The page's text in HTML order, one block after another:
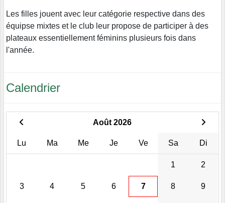
Les filles jouent avec leur catégorie respective dans des
équipse mixtes et le club leur propose de participer à des
plateaux essentiellement féminins plusieurs fois dans
l'année.
Calendrier
Août 2026
Lu Ma Me Je Ve Sa Di
1 2
3 4 5 6 7 8 9